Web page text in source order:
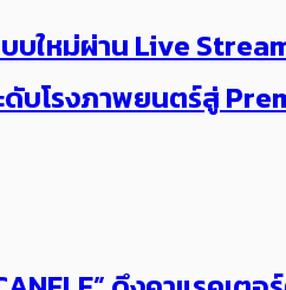
ใหม่ผ่าน Live
ดับโรงภาพยนตร์สู่